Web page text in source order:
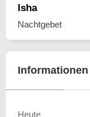
Isha
Nachtgebet
Informationen
Heute